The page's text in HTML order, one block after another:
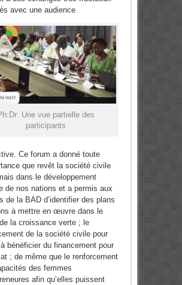
avec une audience
Une vue partielle des
participants
Ce forum a donné toute
que revêt la société civile
dans le développement
de nos nations et a permis aux
de la BAD d’identifier des plans
à mettre en œuvre dans le
la croissance verte ; le
de la société civile pour
à bénéficier du financement pour
; de même que le renforcement
des femmes
afin qu’elles puissent